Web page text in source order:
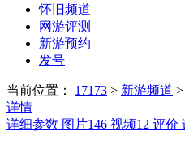
怀旧频道
网游评测
新游预约
发号
当前位置： 17173 > 新游频道 >
详情
详细参数 图片146 视频12 评价